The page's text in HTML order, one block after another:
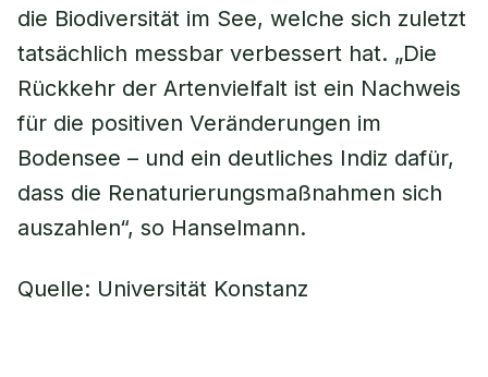
die Biodiversität im See, welche sich zuletzt
tatsächlich messbar verbessert hat. „Die
Rückkehr der Artenvielfalt ist ein Nachweis
für die positiven Veränderungen im
Bodensee – und ein deutliches Indiz dafür,
dass die Renaturierungsmaßnahmen sich
auszahlen“, so Hanselmann.
Quelle: Universität Konstanz